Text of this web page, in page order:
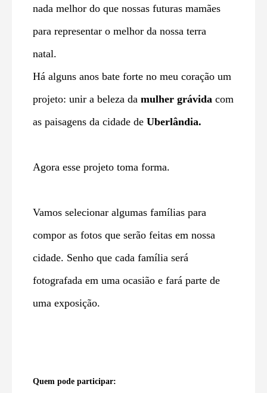
nada melhor do que nossas futuras mamães
para representar o melhor da nossa terra
natal.
Há alguns anos bate forte no meu coração um
projeto: unir a beleza da mulher grávida com
as paisagens da cidade de Uberlândia.
Agora esse projeto toma forma.
Vamos selecionar algumas famílias para
compor as fotos que serão feitas em nossa
cidade. Senho que cada família será
fotografada em uma ocasião e fará parte de
uma exposição.
Quem pode participar: